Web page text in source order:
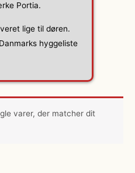
Portia.
lige til døren.
hyggeliste
varer, der matcher dit